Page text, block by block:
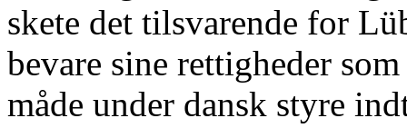
skete det tilsvarende for
bevare sine rettigheder
måde under dansk styre